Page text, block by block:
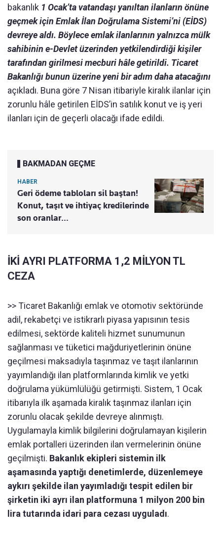
bakanlık 1 Ocak’ta vatandaşı yanıltan ilanların önüne
geçmek için Emlak İlan Doğrulama Sistemi’ni (EİDS)
devreye aldı. Böylece emlak ilanlarının yalnızca mülk
sahibinin e-Devlet üzerinden yetkilendirdiği kişiler
tarafından girilmesi mecburi hâle getirildi. Ticaret
Bakanlığı bunun üzerine yeni bir adım daha atacağını
açıkladı. Buna göre 7 Nisan itibariyle kiralık ilanlar için
zorunlu hâle getirilen EİDS’in satılık konut ve iş yeri
ilanları için de geçerli olacağı ifade edildi.
BAKMADAN GEÇME
HABER
Geri ödeme tabloları sil baştan!
Konut, taşıt ve ihtiyaç kredilerinde
son oranlar…
İKİ AYRI PLATFORMA 1,2 MİLYON TL
CEZA
>> Ticaret Bakanlığı emlak ve otomotiv sektöründe
adil, rekabetçi ve istikrarlı piyasa yapısının tesis
edilmesi, sektörde kaliteli hizmet sunumunun
sağlanması ve tüketici mağduriyetlerinin önüne
geçilmesi maksadıyla taşınmaz ve taşıt ilanlarının
yayımlandığı ilan platformlarında kimlik ve yetki
doğrulama yükümlülüğü getirmişti. Sistem, 1 Ocak
itibarıyla ilk aşamada kiralık taşınmaz ilanları için
zorunlu olacak şekilde devreye alınmıştı.
Uygulamayla kimlik bilgilerini doğrulamayan kişilerin
emlak portalleri üzerinden ilan vermelerinin önüne
geçilmişti. Bakanlık ekipleri sistemin ilk
aşamasında yaptığı denetimlerde, düzenlemeye
aykırı şekilde ilan yayımladığı tespit edilen bir
şirketin iki ayrı ilan platformuna 1 milyon 200 bin
lira tutarında idari para cezası uyguladı.